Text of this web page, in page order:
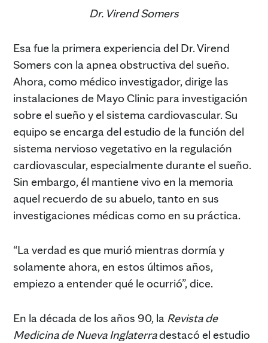
Dr. Virend Somers
Esa fue la primera experiencia del Dr. Virend
Somers con la apnea obstructiva del sueño.
Ahora, como médico investigador, dirige las
instalaciones de Mayo Clinic para investigación
sobre el sueño y el sistema cardiovascular. Su
equipo se encarga del estudio de la función del
sistema nervioso vegetativo en la regulación
cardiovascular, especialmente durante el sueño.
Sin embargo, él mantiene vivo en la memoria
aquel recuerdo de su abuelo, tanto en sus
investigaciones médicas como en su práctica.
“La verdad es que murió mientras dormía y
solamente ahora, en estos últimos años,
empiezo a entender qué le ocurrió”, dice.
En la década de los años 90, la Revista de
Medicina de Nueva Inglaterradestacó el estudio